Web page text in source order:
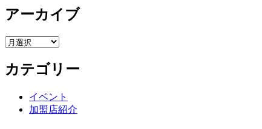
アーカイブ
ア
カ
イ
カテゴリー
イベント
加盟店紹介